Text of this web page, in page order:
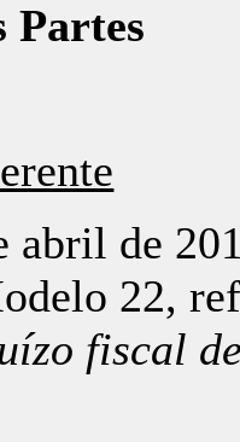
Partes
de
22,
fiscal